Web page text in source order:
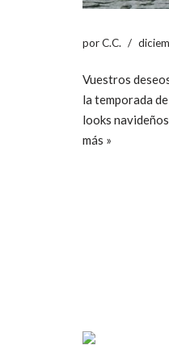
porC.C.
Vuestros
la temporada
looks
más »